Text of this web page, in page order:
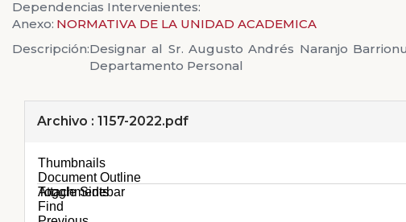
Dependencias Intervenientes:
Anexo: NORMATIVA DE LA UNIDAD ACADEMICA
Descripción:Designar al Sr. Augusto Andrés Naranjo
Departamento Personal
Archivo : 1157-2022.pdf